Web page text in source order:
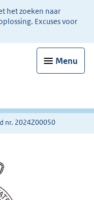
het zoeken naar
Excuses voor
Menu
nr. 2024Z00050